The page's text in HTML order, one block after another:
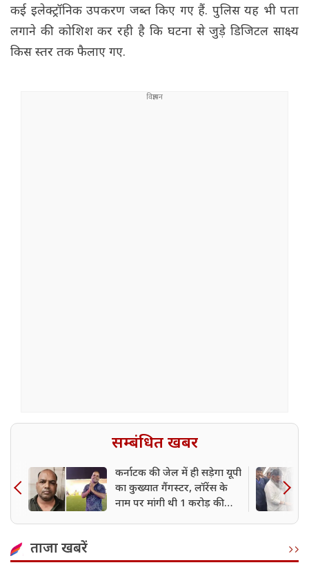
कई इलेक्ट्रॉनिक उपकरण जब्त किए गए हैं. पुलिस यह भी पता
लगाने की कोशिश कर रही है कि घटना से जुड़े डिजिटल साक्ष्य
किस स्तर तक फैलाए गए.
सम्बंधित खबर
कर्नाटक की जेल में ही सड़ेगा यूपी
का कुख्यात गैंगस्टर, लॉरेंस के
नाम पर मांगी थी 1 करोड़ की
ताजा खबरें